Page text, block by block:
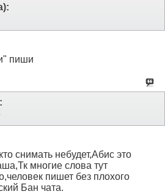
пиши
снимать небудет,Абис это
многие слова тут
пишет без плохого
Бан чата.